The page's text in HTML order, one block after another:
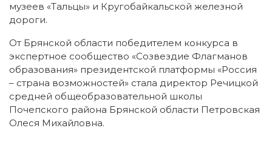
музеев «Тальцы» и Кругобайкальской железной
дороги.
От Брянской области победителем конкурса в
экспертное сообщество «Созвездие Флагманов
образования» президентской платформы «Россия
– страна возможностей» стала директор Речицкой
средней общеобразовательной школы
Почепского района Брянской области Петровская
Олеся Михайловна.